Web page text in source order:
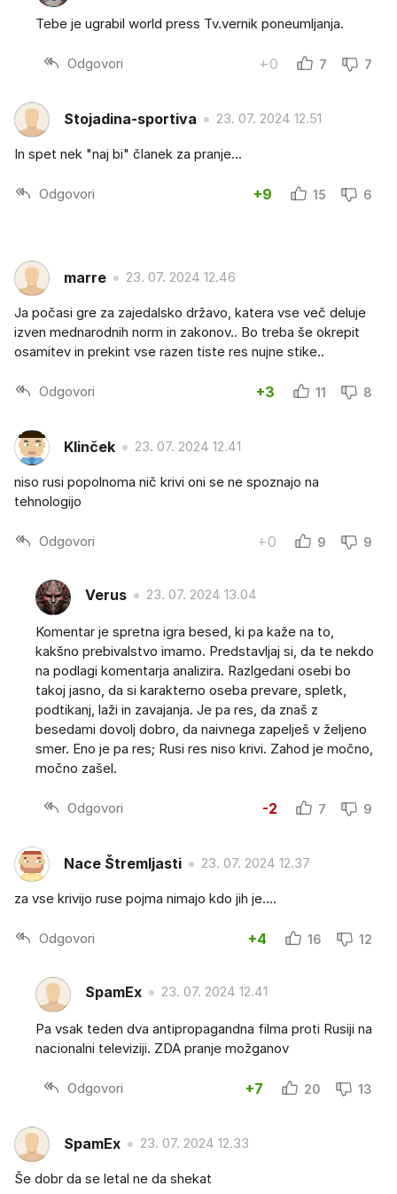
Tebe je ugrabil world press Tv.vernik poneumljanja.
Odgovori +0 7 7
Stojadina-sportiva 23. 07. 2024 12.51
In spet nek "naj bi" članek za pranje...
Odgovori +9 15 6
marre 23. 07. 2024 12.46
Ja počasi gre za zajedalsko državo, katera vse več deluje
izven mednarodnih norm in zakonov.. Bo treba še okrepit
osamitev in prekint vse razen tiste res nujne stike..
Odgovori +3 11 8
Klinček 23. 07. 2024 12.41
niso rusi popolnoma nič krivi oni se ne spoznajo na
tehnologijo
Odgovori +0 9 9
Verus 23. 07. 2024 13.04
Komentar je spretna igra besed, ki pa kaže na to,
kakšno prebivalstvo imamo. Predstavljaj si, da te nekdo
na podlagi komentarja analizira. Razlgedani osebi bo
takoj jasno, da si karakterno oseba prevare, spletk,
podtikanj, laži in zavajanja. Je pa res, da znaš z
besedami dovolj dobro, da naivnega zapelješ v željeno
smer. Eno je pa res; Rusi res niso krivi. Zahod je močno,
močno zašel.
Odgovori -2 7 9
Nace Štremljasti 23. 07. 2024 12.37
za vse krivijo ruse pojma nimajo kdo jih je....
Odgovori +4 16 12
SpamEx 23. 07. 2024 12.41
Pa vsak teden dva antipropagandna filma proti Rusiji na
nacionalni televiziji. ZDA pranje možganov
Odgovori +7 20 13
SpamEx 23. 07. 2024 12.33
Še dobr da se letal ne da shekat